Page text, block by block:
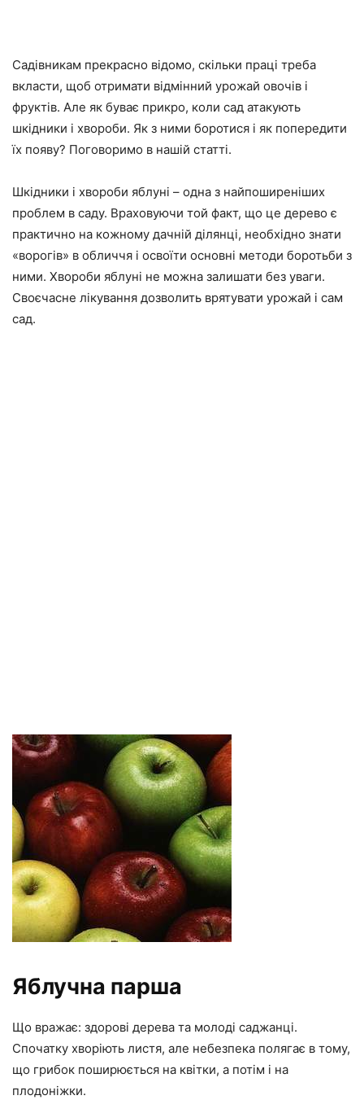
Садівникам прекрасно відомо, скільки праці треба
вкласти, щоб отримати відмінний урожай овочів і
фруктів. Але як буває прикро, коли сад атакують
шкідники і хвороби. Як з ними боротися і як попередити
їх появу? Поговоримо в нашій статті.
Шкідники і хвороби яблуні – одна з найпоширеніших
проблем в саду. Враховуючи той факт, що це дерево є
практично на кожному дачній ділянці, необхідно знати
«ворогів» в обличчя і освоїти основні методи боротьби з
ними. Хвороби яблуні не можна залишати без уваги.
Своєчасне лікування дозволить врятувати урожай і сам
сад.
Яблучна парша
Що вражає: здорові дерева та молоді саджанці.
Спочатку хворіють листя, але небезпека полягає в тому,
що грибок поширюється на квітки, а потім і на
плодоніжки.